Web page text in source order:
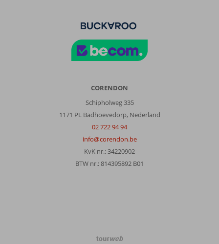
CORENDON
Schipholweg 335
1171 PL Badhoevedorp, Nederland
02 722 94 94
info@corendon.be
KvK nr.: 34220902
BTW nr.: 814395892 B01
TourWeb